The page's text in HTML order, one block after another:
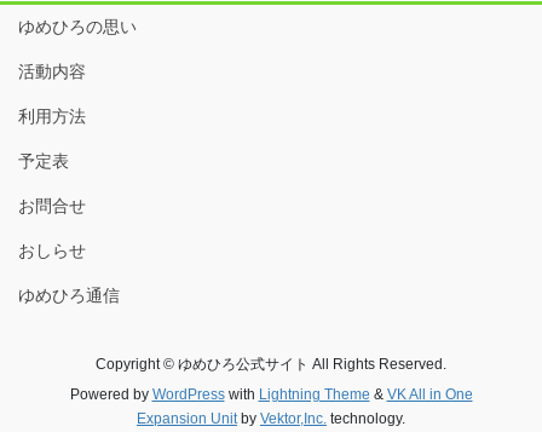
ゆめひろの思い
活動内容
利用方法
予定表
お問合せ
おしらせ
ゆめひろ通信
Copyright © ゆめひろ公式サイト All Rights Reserved.
Powered by WordPresswith Lightning Theme & VK All in One
Expansion Unitby Vektor,Inc. technology.